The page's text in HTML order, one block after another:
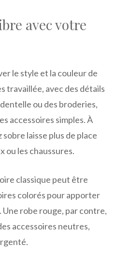
avec votre
le style et la couleur de
travaillée, avec des détails
ou des broderies,
accessoires simples. À
sobre laisse plus de place
ou les chaussures.
classique peut être
colorés pour apporter
robe rouge, par contre,
accessoires neutres,